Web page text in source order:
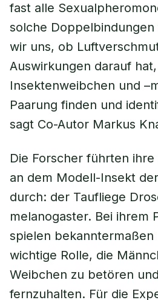
fast alle
solche
wir uns, ob
Auswirkungen darauf
Insektenweibchen und
Paarung finden und
sagt Co-Autor Markus
Die Forscher führten
an dem Modell-Insekt
durch: der Taufliege
melanogaster. Bei ihrem
spielen bekanntermaßen
wichtige Rolle, die
Weibchen zu betören
fernzuhalten. Für die